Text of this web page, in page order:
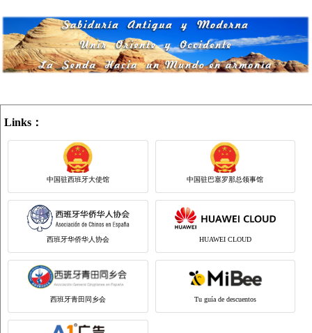
Links：
中国驻西班牙大使馆 中国驻巴塞罗那总领事馆
西班牙华侨华人协会 HUAWEI CLOUD
西班牙青田同乡会 Tu guía de descuentos